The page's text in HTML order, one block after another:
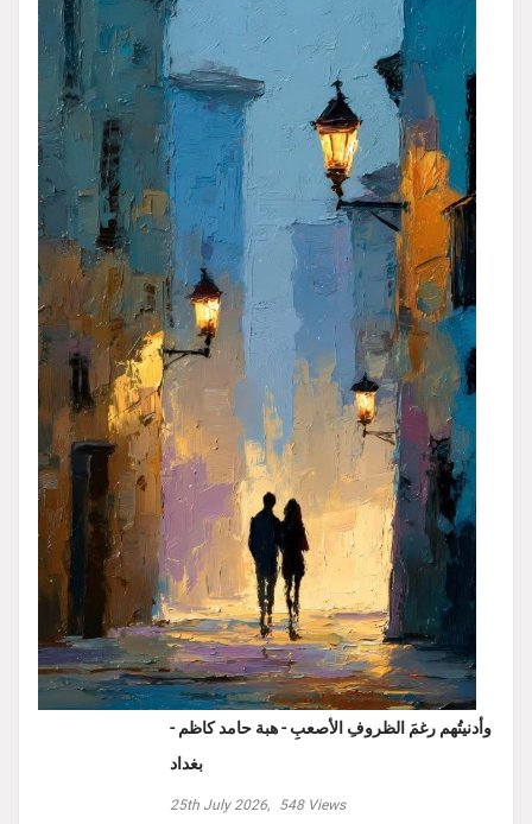
وأدنيتُهم رغمَ الظروفِ الأصعبِ - هبة حامد كاظم -
بغداد
25th July 2026, 548Views